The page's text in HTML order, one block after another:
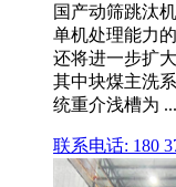
国产动筛跳汰
单机处理能力
还将进一步扩
其中块煤主洗
统重介浅槽为 ...
联系电话: 180